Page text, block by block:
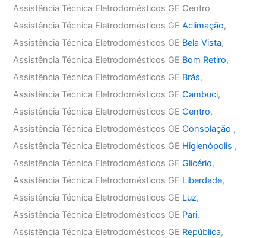
Assistência Técnica Eletrodomésticos GE Centro
Assistência Técnica Eletrodomésticos GEAclimação,
Assistência Técnica Eletrodomésticos GE Bela Vista,
Assistência Técnica Eletrodomésticos GE Bom Retiro,
Assistência Técnica Eletrodomésticos GE Brás,
Assistência Técnica Eletrodomésticos GECambuci,
Assistência Técnica Eletrodomésticos GECentro,
Assistência Técnica Eletrodomésticos GEConsolação ,
Assistência Técnica Eletrodomésticos GE Higienópolis ,
Assistência Técnica Eletrodomésticos GEGlicério,
Assistência Técnica Eletrodomésticos GE Liberdade,
Assistência Técnica Eletrodomésticos GE Luz,
Assistência Técnica Eletrodomésticos GE Pari,
Assistência Técnica Eletrodomésticos GE República,